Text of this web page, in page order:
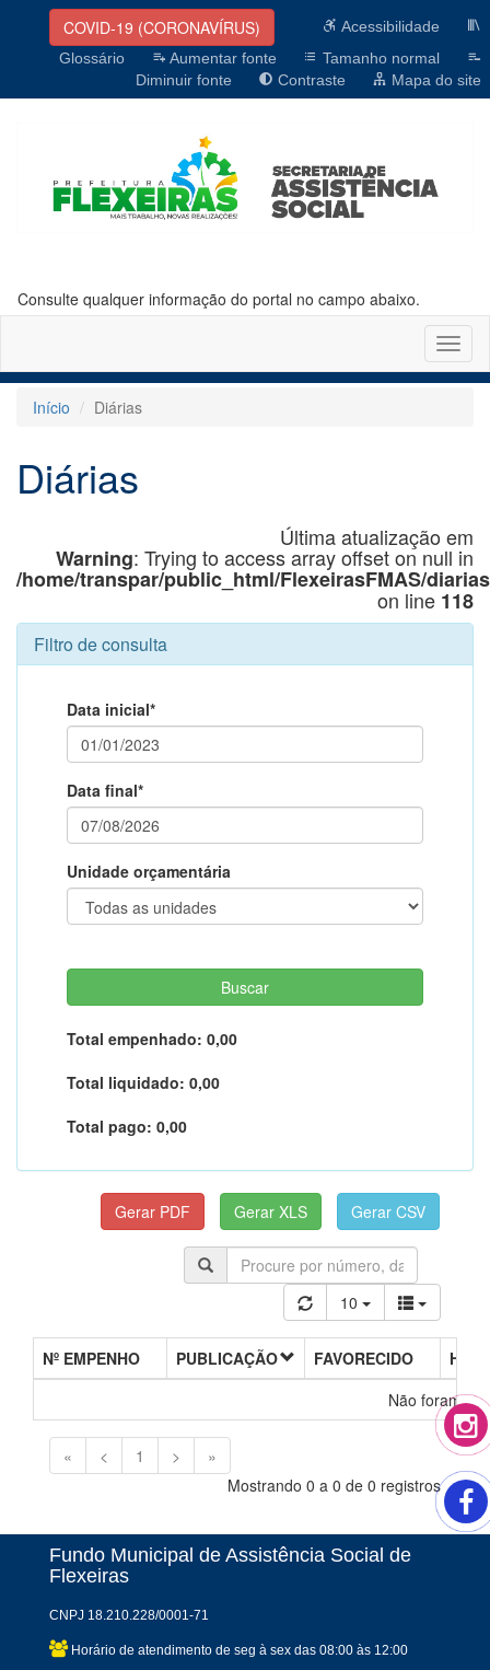
COVID-19 (CORONAVÍRUS)
Acessibilidade
Glossário
Aumentar fonte
Tamanho normal
Diminuir fonte
Contraste Mapa do site
Consulte qualquer informação do portal no campo abaixo.
Início
Diárias
Diárias
Última atualização em
Warning: Trying to access array offset on null in
/home/transpar/public_html/FlexeirasFMAS/
on line 118
Filtro de consulta
Data inicial*
Data final*
Unidade orçamentária
Total empenhado: 0,00
Total liquidado: 0,00
Total pago: 0,00
10
Nº EMPENHO PUBLICAÇÃO FAVORECIDO
Não foram
« < 1 >
»
Mostrando 0 a 0 de 0 registros
Fundo Municipal de Assistência Social de
Flexeiras
CNPJ 18.210.228/0001-71
Horário de atendimento de seg à sex das 08:00 às 12:00